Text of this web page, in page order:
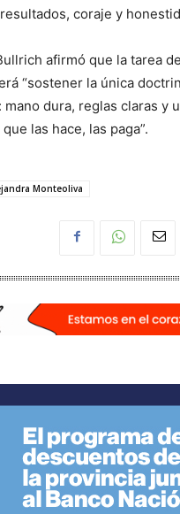
coraje y
afirmó que la tarea
“sostener la única
mano dura, reglas claras y
las hace, las paga”.
Monteoliva